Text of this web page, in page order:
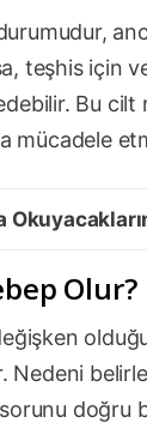
teşhis için
Bu cilt
mücadele
Olur?
Nedeni
doğru